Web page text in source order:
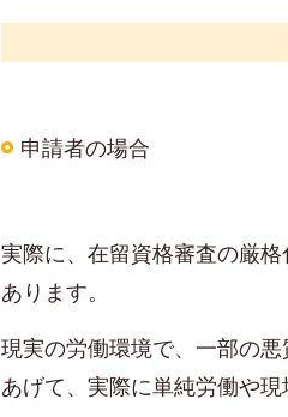
申請者の場合
実際に、在留資格審査の厳
あります。
現実の労働環境で、一部の悪
あげて、実際に単純労働や